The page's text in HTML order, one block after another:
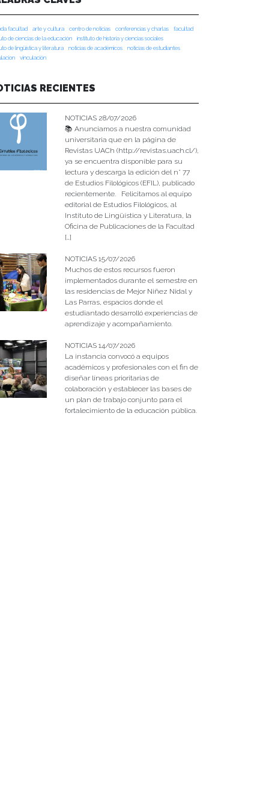
facultad arte y cultura centro de noticias conferencias y charlas
facultad
de ciencias de la educación
instituto de historia y ciencias sociales
de lingüística y literatura
noticias de académicos
noticias de estudiantes
vinculación
RECIENTES
NOTICIAS 28/07/2026
📚 Anunciamos a nuestra comunidad
universitaria que en la página de
Revistas UACh (http://revistas.uach.cl/),
ya se encuentra disponible para su
lectura y descarga la edición del n° 77
de Estudios Filológicos (EFIL), publicado
recientemente. Felicitamos al equipo
editorial de Estudios Filológicos, al
Instituto de Lingüística y Literatura, la
Oficina de Publicaciones de la Facultad
[…]
NOTICIAS 15/07/2026
Muchos de estos recursos fueron
implementados durante el semestre en
las residencias de Mejor Niñez Nidal y
Las Parras, espacios donde el
estudiantado desarrolló experiencias de
aprendizaje y acompañamiento.
NOTICIAS 14/07/2026
La instancia convocó a equipos
académicos y profesionales con el fin de
diseñar líneas prioritarias de
colaboración y establecer las bases de
un plan de trabajo conjunto para el
fortalecimiento de la educación pública.